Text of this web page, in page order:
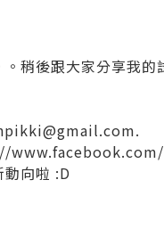
稍後跟大家分享我的
向啦 :D